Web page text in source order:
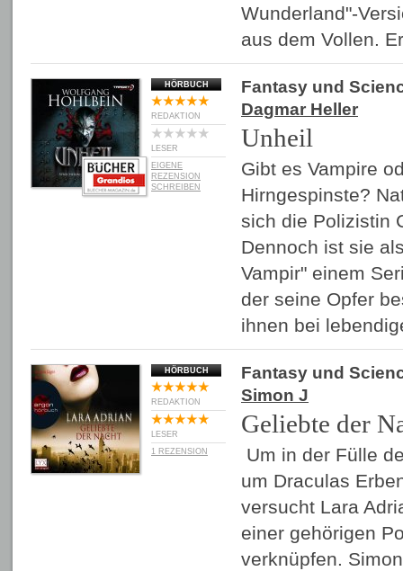
Wunderland"-
aus dem Vollen.
HÖRBUCH
REDAKTION
LESER
EIGENE
REZENSION
SCHREIBEN
Fantasy und
Dagmar Heller
Unheil
Gibt es Vampire
Hirngespinste?
sich die Polizistin
Dennoch ist sie
Vampir" einem
der seine Opfer
ihnen bei
HÖRBUCH
REDAKTION
LESER
1 REZENSION
Fantasy und
Simon J
Geliebte der
Um in der Fülle
um Draculas
versucht Lara
einer gehörigen
verknüpfen.